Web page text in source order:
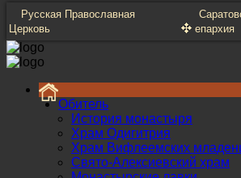
Русская Православная
Церковь
епархия
Обитель
История монастыря
Храм Одигитрия
Храм Вифлеемских
Свято-Алексиевский храм